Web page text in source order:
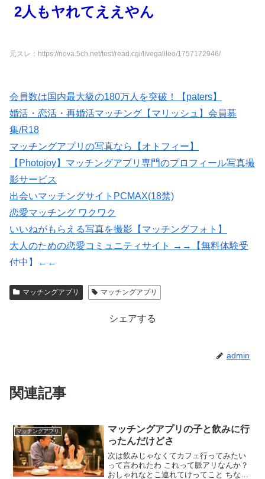
2人もヤれてええやん
元スレ：https://nova.5ch.net/test/read.cgi/livegalileo/1757172946/
会員数は国内最大級の180万人を突破！【paters】
婚活・恋活・再婚活マッチング【マリッシュ】会員募
集/R18
マッチングアプリの写真なら【オトフィー】
【Photojoy】マッチングアプリ専門のプロフィール写真撮
影サービス
出会いマッチングサイトPCMAX(18禁)
恋愛マッチング ワクワク
いいねがもらえる写真を撮影【マッチングフォト】
大人のための恋愛コミュニティサイト →→【無料体験受
付中】←←
★イククル無料登録（18禁）
マッチングアプリ マッチングアプリ
シェアする
admin
関連記事
マッチングアプリ
マッチングアプリの子と飲みに行
ったんだけどさ
次は飲みじゃなくてカフェ行ってみたい
って言われたわ これって脈アリなんか？
おしゃれなとこ連れてけってこと ちなみ